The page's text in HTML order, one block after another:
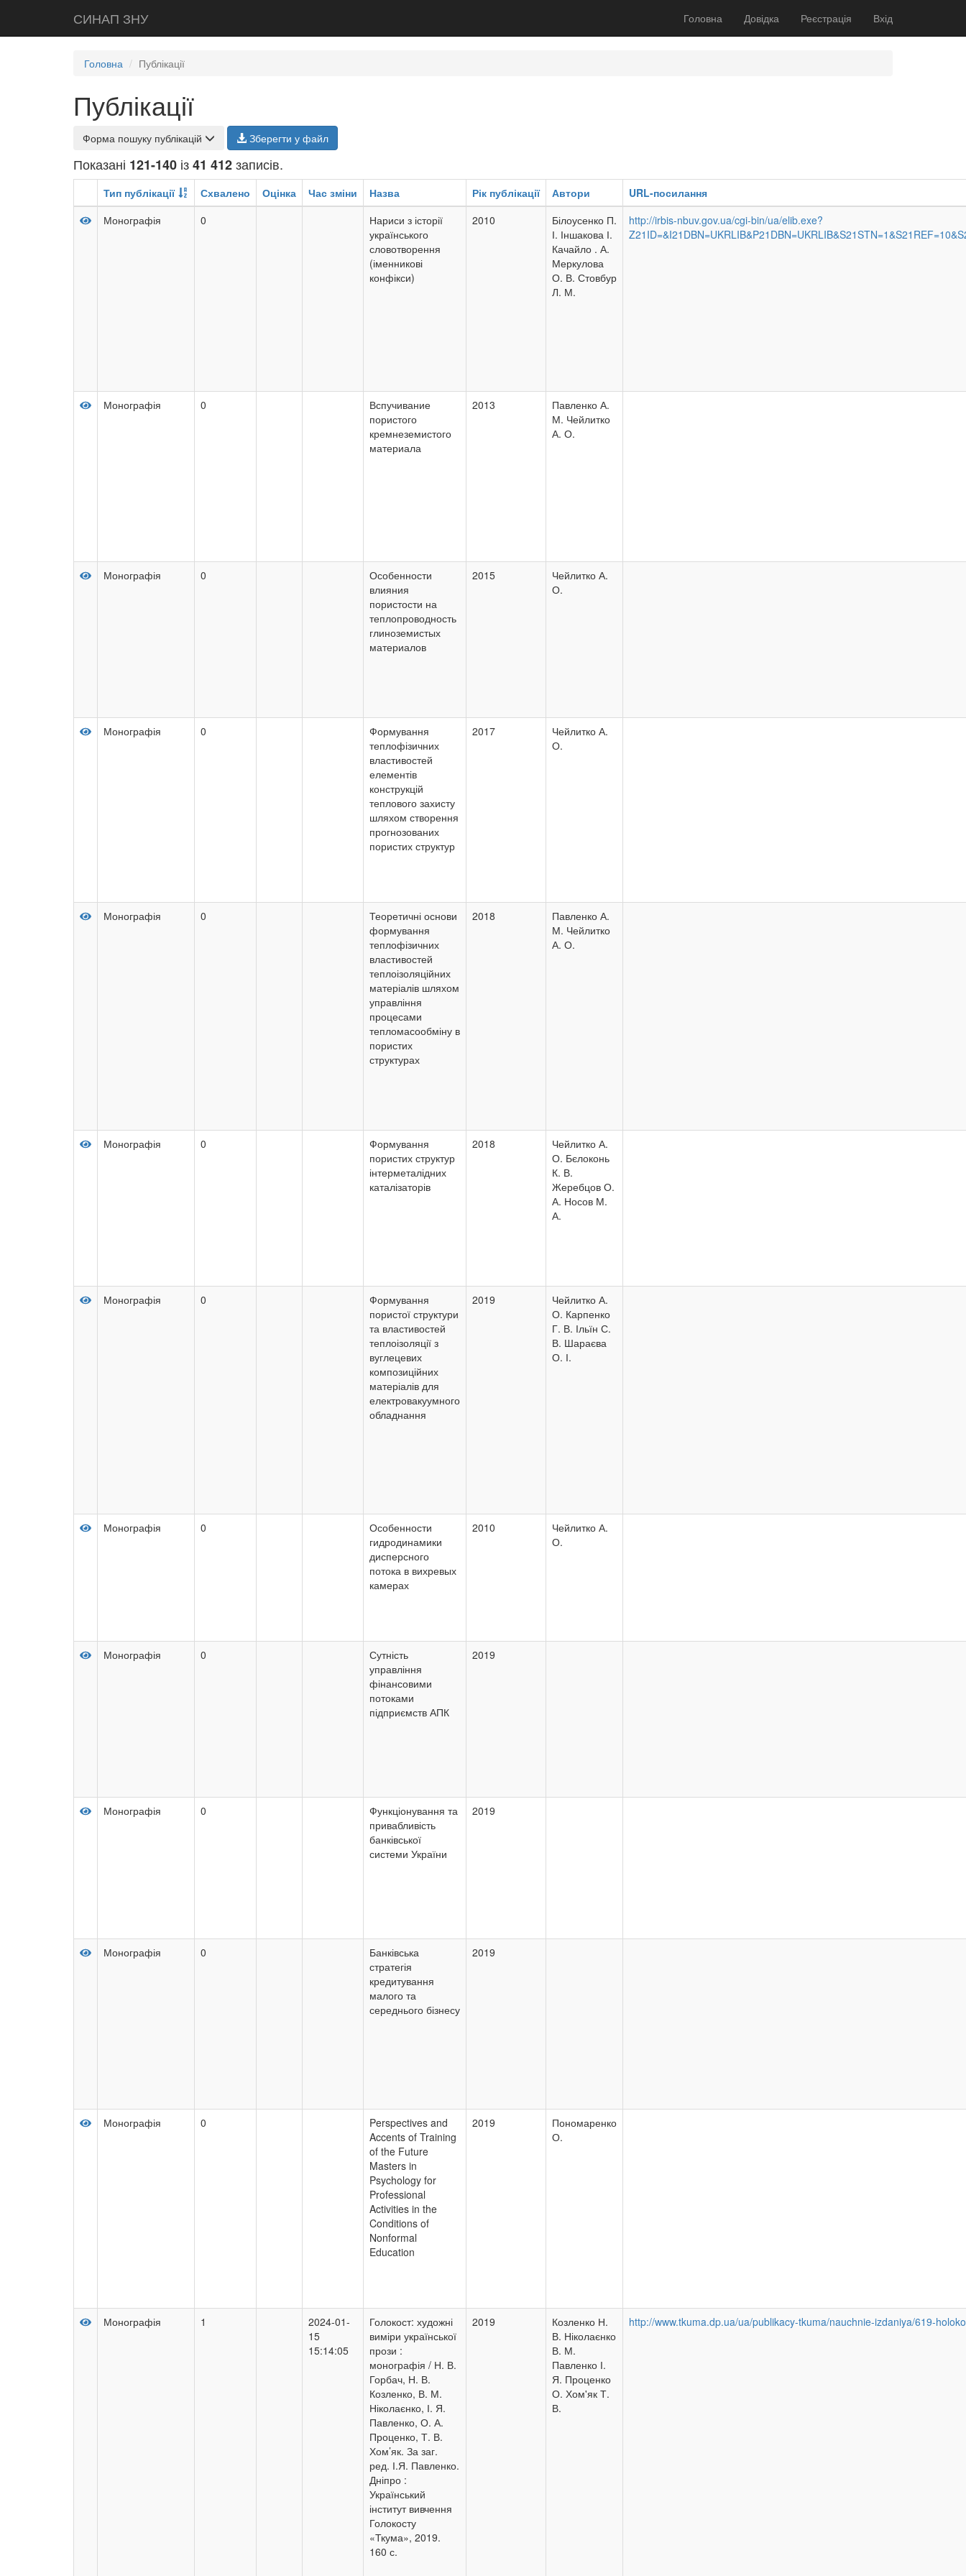
СИНАП ЗНУ Головна Довідка Реєстрація Вхід
Головна Публікації
Публікації
Форма пошуку публікацій Зберегти у файл
Показані 121-140 із41 412записів.
Тип публікації Схвалено Оцінка Час зміни Назва Рік публікації Автори
URL-посилання
Монографія
0
Нариси з історії
українського
словотворення
(іменникові
конфікси)
2010
Білоусенко П.
І. Іншакова І.
Качайло . А.
Меркулова
О. В. Стовбур
Л. М.
http://irbis-nbuv.gov.ua/cgi-bin/ua/elib.exe?
Монографія 0
Вспучивание
пористого
кремнеземистого
материала
2013
Павленко А.
М. Чейлитко
А. О.
Монографія 0
Особенности
влияния
пористости на
теплопроводность
глиноземистых
материалов
2015
Чейлитко А.
О.
Монографія 0
Формування
теплофізичних
властивостей
елементів
конструкцій
теплового захисту
шляхом створення
прогнозованих
пористих структур
2017
Чейлитко А.
О.
Монографія 0
Теоретичні основи
формування
теплофізичних
властивостей
теплоізоляційних
матеріалів шляхом
управління
процесами
тепломасообміну в
пористих
структурах
2018
Павленко А.
М. Чейлитко
А. О.
Монографія 0
Формування
пористих структур
інтерметалідних
каталізаторів
2018
Чейлитко А.
О. Бєлоконь
К. В.
Жеребцов О.
А. Носов М.
А.
Монографія 0
Формування
пористої структури
та властивостей
теплоізоляції з
вуглецевих
композиційних
матеріалів для
електровакуумного
обладнання
2019
Чейлитко А.
О. Карпенко
Г. В. Ільїн С.
В. Шараєва
О. І.
Монографія 0
Особенности
гидродинамики
дисперсного
потока в вихревых
камерах
2010
Чейлитко А.
О.
Монографія 0
Сутність
управління
фінансовими
потоками
підприємств АПК
2019
Монографія 0
Функціонування та
привабливість
банківської
системи України
2019
Монографія 0
Банківська
стратегія
кредитування
малого та
середнього бізнесу
2019
Монографія 0
Perspectives and
Accents of Training
of the Future
Masters in
Psychology for
Professional
Activities in the
Conditions of
Nonformal
Education
2019
Пономаренко
О.
Монографія 1
2024-01-
15
15:14:05
Голокост: художні
виміри української
прози :
монографія / Н. В.
Горбач, Н. В.
Козленко, В. М.
Ніколаєнко, І. Я.
Павленко, О. А.
Проценко, Т. В.
Хом’як. За заг.
ред. І.Я. Павленко.
Дніпро :
Український
інститут вивчення
Голокосту
«Ткума», 2019.
160 с.
2019
Козленко Н.
В. Ніколаєнко
В. М.
Павленко І.
Я. Проценко
О. Хом'як Т.
В.
http://www.tkuma.dp.ua/ua/publikacy-tkuma/nauchnie-izdaniya/619-